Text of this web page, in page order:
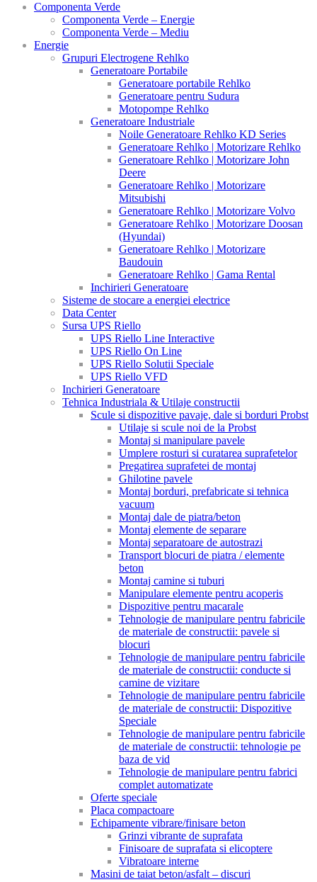
Componenta Verde
Componenta Verde – Energie
Componenta Verde – Mediu
Energie
Grupuri Electrogene Rehlko
Generatoare Portabile
Generatoare portabile Rehlko
Generatoare pentru Sudura
Motopompe Rehlko
Generatoare Industriale
Noile Generatoare Rehlko KD Series
Generatoare Rehlko | Motorizare Rehlko
Generatoare Rehlko | Motorizare John
Deere
Generatoare Rehlko | Motorizare
Mitsubishi
Generatoare Rehlko | Motorizare Volvo
Generatoare Rehlko | Motorizare Doosan
(Hyundai)
Generatoare Rehlko | Motorizare
Baudouin
Generatoare Rehlko | Gama Rental
Inchirieri Generatoare
Sisteme de stocare a energiei electrice
Data Center
Sursa UPS Riello
UPS Riello Line Interactive
UPS Riello On Line
UPS Riello Solutii Speciale
UPS Riello VFD
Inchirieri Generatoare
Tehnica Industriala & Utilaje constructii
Scule si dispozitive pavaje, dale si borduri Probst
Utilaje si scule noi de la Probst
Montaj si manipulare pavele
Umplere rosturi si curatarea suprafetelor
Pregatirea suprafetei de montaj
Ghilotine pavele
Montaj borduri, prefabricate si tehnica
vacuum
Montaj dale de piatra/beton
Montaj elemente de separare
Montaj separatoare de autostrazi
Transport blocuri de piatra / elemente
beton
Montaj camine si tuburi
Manipulare elemente pentru acoperis
Dispozitive pentru macarale
Tehnologie de manipulare pentru fabricile
de materiale de constructii: pavele si
blocuri
Tehnologie de manipulare pentru fabricile
de materiale de constructii: conducte si
camine de vizitare
Tehnologie de manipulare pentru fabricile
de materiale de constructii: Dispozitive
Speciale
Tehnologie de manipulare pentru fabricile
de materiale de constructii: tehnologie pe
baza de vid
Tehnologie de manipulare pentru fabrici
complet automatizate
Oferte speciale
Placa compactoare
Echipamente vibrare/finisare beton
Grinzi vibrante de suprafata
Finisoare de suprafata si elicoptere
Vibratoare interne
Masini de taiat beton/asfalt – discuri